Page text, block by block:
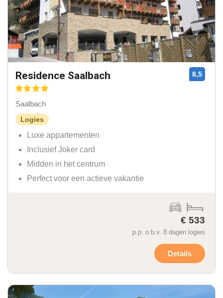
Residence Saalbach
Saalbach
Logies
Luxe appartementen
Inclusief Joker card
Midden in het centrum
Perfect voor een actieve vakantie
8,5
€ 533
p.p. o.b.v. 8 dagen logies
Details